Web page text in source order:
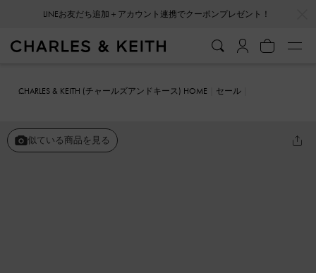
LINEお友だち追加＋アカウント連携でクーポンプレゼント！
CHARLES & KEITH (チャールズアンドキース) HOME
セール
似ている商品を見る